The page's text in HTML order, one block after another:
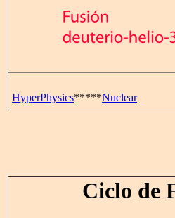
HyperPhysics*****Nuclear
Ciclo de